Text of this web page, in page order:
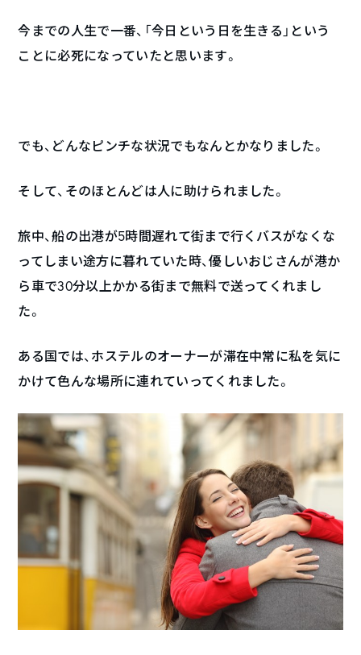
今までの人生で一番、「今日という日を生きる」という
ことに必死になっていたと思います。
でも、どんなピンチな状況でもなんとかなりました。
そして、そのほとんどは人に助けられました。
旅中、船の出港が5時間遅れて街まで行くバスがなくな
ってしまい途方に暮れていた時、優しいおじさんが港か
ら車で30分以上かかる街まで無料で送ってくれまし
た。
ある国では、ホステルのオーナーが滞在中常に私を気に
かけて色んな場所に連れていってくれました。